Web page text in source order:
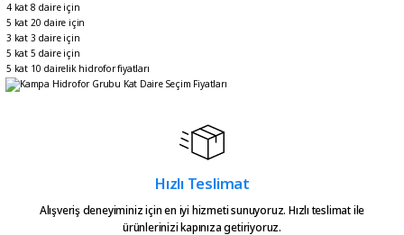
4 kat 8 daire için
5 kat 20 daire için
3 kat 3 daire için
5 kat 5 daire için
5 kat 10 dairelik hidrofor fiyatları
Hızlı Teslimat
Alışveriş deneyiminiz için en iyi hizmeti sunuyoruz. Hızlı teslimat ile
ürünlerinizi kapınıza getiriyoruz.